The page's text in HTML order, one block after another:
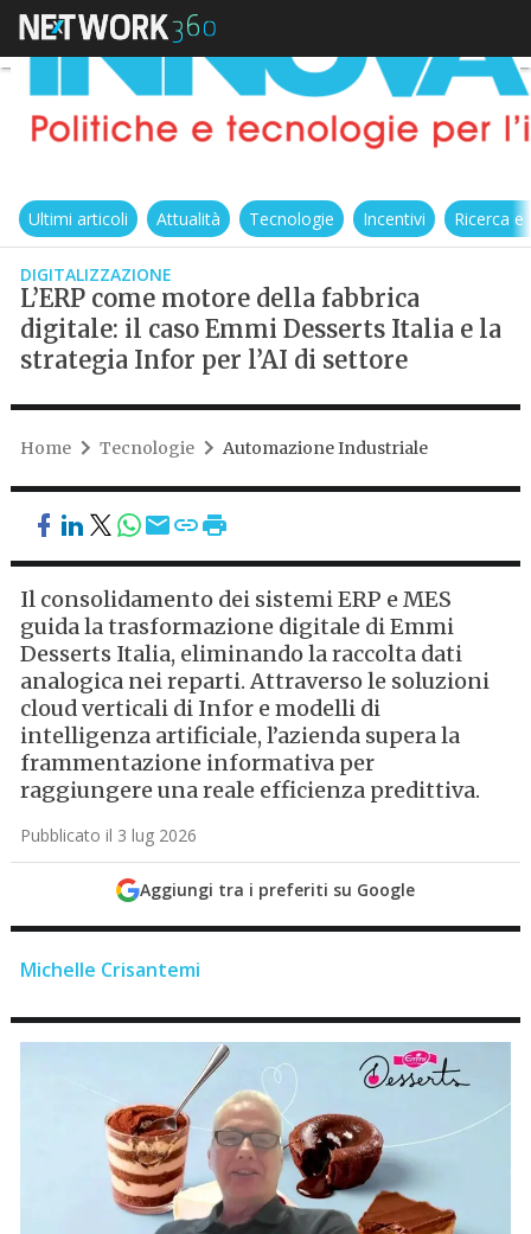
Ultimi articoli Attualità Tecnologie Incentivi Ricerca
DIGITALIZZAZIONE
L’ERP come motore della fabbrica
digitale: il caso Emmi Desserts Italia e la
strategia Infor per l’AI di settore
Home Tecnologie Automazione Industriale
Il consolidamento dei sistemi ERP e MES
guida la trasformazione digitale di Emmi
Desserts Italia, eliminando la raccolta dati
analogica nei reparti. Attraverso le soluzioni
cloud verticali di Infor e modelli di
intelligenza artificiale, l’azienda supera la
frammentazione informativa per
raggiungere una reale efficienza predittiva.
Pubblicato il 3 lug 2026
Aggiungi tra i preferiti su Google
Michelle Crisantemi